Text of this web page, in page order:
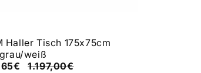
Haller Tisch 175x75cm
weiß
1.197,00€